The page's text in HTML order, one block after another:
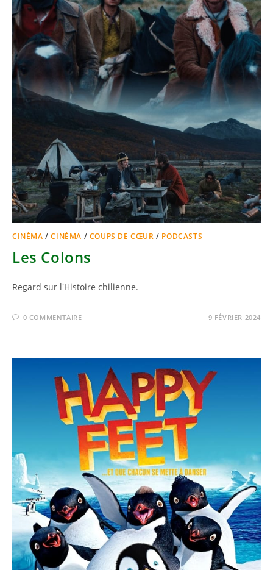
CINÉMA /CINÉMA / COUPS DE CŒUR / PODCASTS
Les Colons
Regard sur l'Histoire chilienne.
0 COMMENTAIRE 9 FÉVRIER 2024